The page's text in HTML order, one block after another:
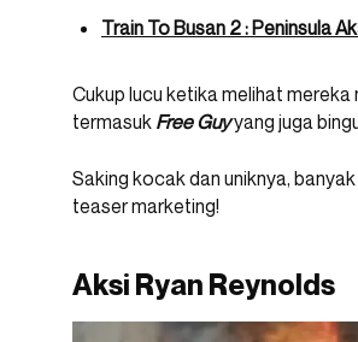
Train To Busan 2 : Peninsula
Cukup lucu ketika melihat
termasuk Free Guyyang juga
Saking kocak dan uniknya,
teaser marketing!
Aksi Ryan Reynolds